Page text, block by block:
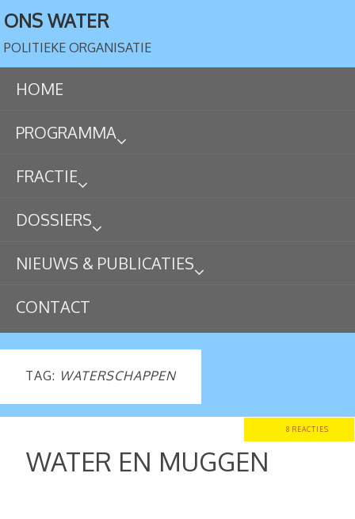
ONS WATER
POLITIEKE ORGANISATIE
HOME
PROGRAMMA
FRACTIE
DOSSIERS
NIEUWS & PUBLICATIES
CONTACT
TAG: WATERSCHAPPEN
8 REACTIES
WATER EN MUGGEN